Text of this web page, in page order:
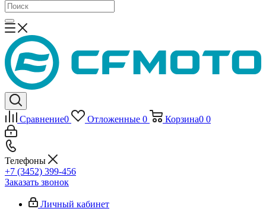
Сравнение0 Отложенные 0 Корзина0 0
Телефоны
+7 (3452) 399-456
Заказать звонок
Личный кабинет